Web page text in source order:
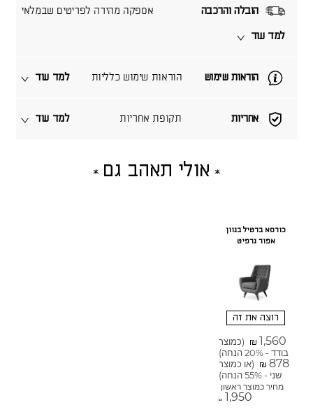
אחריות תקופת אחריות למד עוד
הוראות שימוש הוראות שימוש כלליות למד עוד
הובלה והרכבה אספקה מהירה לפריטים שבמלאי
למד עוד
אולי תאהב גם
כורסא ברטיל בגוון
אפור גרפיט
רוצה את זה
₪ 1,560
(כמוצר
בודד - 20% הנחה)
₪ 878
(או כמוצר
שני - 55% הנחה)
מחיר כמוצר ראשון
₪ 1,950